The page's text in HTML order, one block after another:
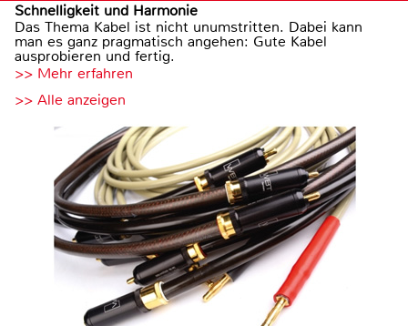
Schnelligkeit und Harmonie
Das Thema Kabel ist nicht unumstritten. Dabei kann
man es ganz pragmatisch angehen: Gute Kabel
ausprobieren und fertig.
>> Mehr erfahren
>> Alle anzeigen